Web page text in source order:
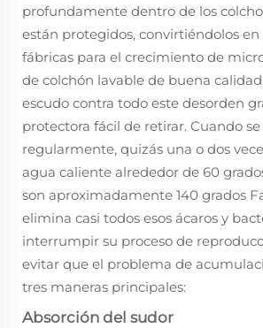
profundamente dentro de los
están protegidos, convirtiéndolos
fábricas para el crecimiento de
de colchón lavable de buena
escudo contra todo este desorden
protectora fácil de retirar. Cuando se
regularmente, quizás una o dos
agua caliente alrededor de 60
son aproximadamente 140 grados
elimina casi todos esos ácaros y
interrumpir su proceso de
evitar que el problema de
tres maneras principales:
Absorción del sudor